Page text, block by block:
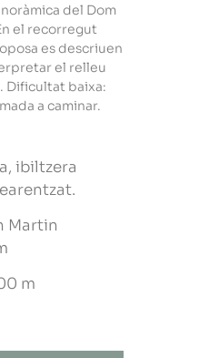
del Dom
el recorregut
es descriuen
el relleu
Dificultat baixa:
a caminar.
ibiltzera
Martin
m